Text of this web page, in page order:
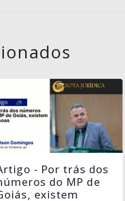
- Por trás dos
do MP de
existem